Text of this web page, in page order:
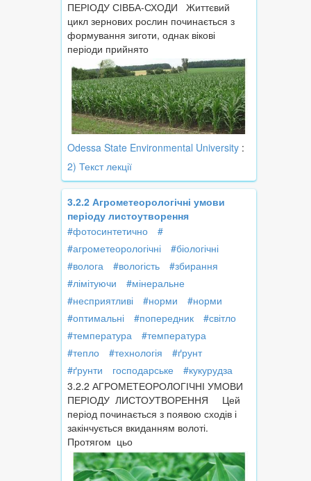
ПЕРІОДУ СІВБА-СХОДИ Життєвий
цикл зернових рослин починається з
формування зиготи, однак вікові
періоди прийнято
Odessa State Environmental University :
2) Текст лекції
3.2.2 Агрометеорологічні умови
періоду листоутворення
#фотосинтетично
#
#агрометеорологічні
#біологічні
#волога
#вологість
#збирання
#лімітуючи
#мінеральне
#несприятливі
#норми
#норми
#оптимальні
#попередник
#світло
#температура
#температура
#тепло
#технологія
#ґрунт
#ґрунти
господарське
#кукурудза
3.2.2 АГРОМЕТЕОРОЛОГІЧНІ УМОВИ
ПЕРІОДУ ЛИСТОУТВОРЕННЯ Цей
період починається з появою сходів і
закінчується вкиданням волоті.
Протягом цьо